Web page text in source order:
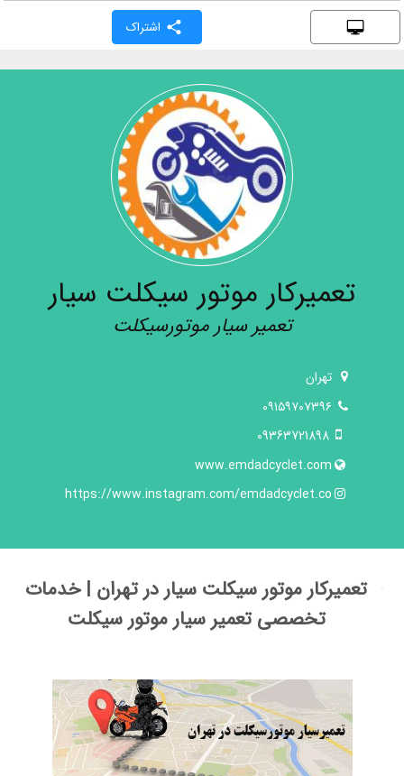
اشتراک
تعمیرکار موتور سیکلت سیار
تعمیر سیار موتورسیکلت
تهران
۰۹۱۵۹۷۰۷۳۹۶
09363721898
www.emdadcyclet.com
https://www.instagram.com/emdadcyclet.co
تعمیرکار موتور سیکلت سیار در تهران | خدمات
تخصصی تعمیر سیار موتور سیکلت